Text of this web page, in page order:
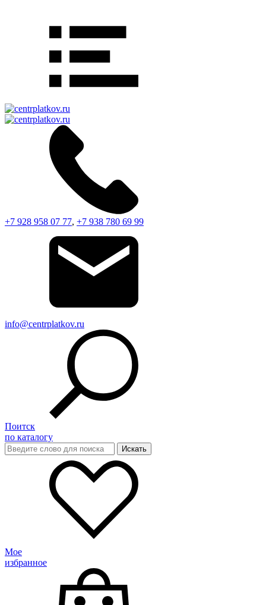
+7 928 958 07 77, +7 938 780 69 99
info@centrplatkov.ru
Поитск
по каталогу
Мое
избранное